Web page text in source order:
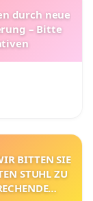
durch neue
– Bitte
BITTEN SIE
STUHL ZU